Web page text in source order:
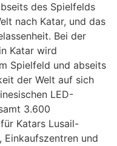
des Spielfelds
nach Katar, und das
Bei der
Katar wird
Spielfeld und abseits
der Welt auf sich
LED-
3.600
Katars Lusail-
Einkaufszentren und